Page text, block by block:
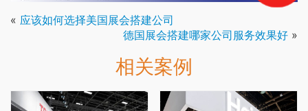
« 应该如何选择美国展会搭建公司
德国展会搭建哪家公司服务效果好 »
相关案例